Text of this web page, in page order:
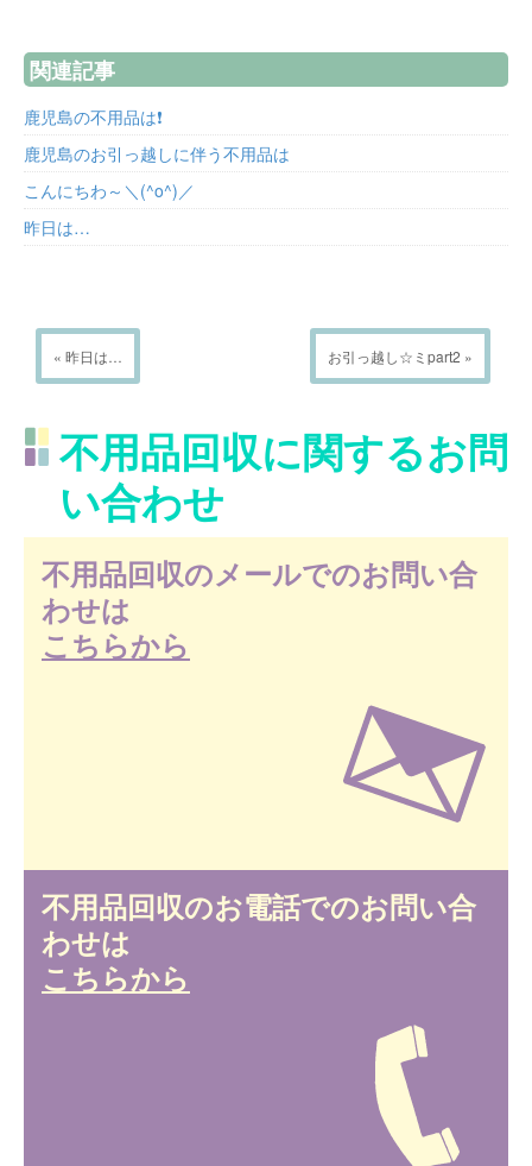
関連記事
鹿児島の不用品は❗
鹿児島のお引っ越しに伴う不用品は
こんにちわ～＼(^o^)／
昨日は…
« 昨日は… お引っ越し☆ミpart2 »
不用品回収に関するお問
い合わせ
不用品回収のメールでのお問い合
わせは
こちらから
不用品回収のお電話でのお問い合
わせは
こちらから